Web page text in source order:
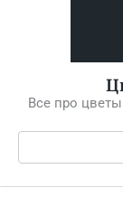
Все про
Поиск: